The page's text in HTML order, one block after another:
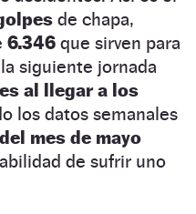
de chapa,
6.346 que sirven para
siguiente jornada
al llegar a los
los datos semanales
mes de mayo
de sufrir uno